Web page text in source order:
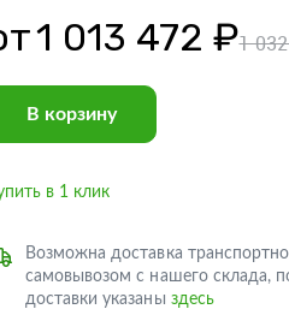
1 013 472 ₽1
В корзину
в 1 клик
Возможна доставка
самовывозом с нашего склада,
доставки указаны здесь